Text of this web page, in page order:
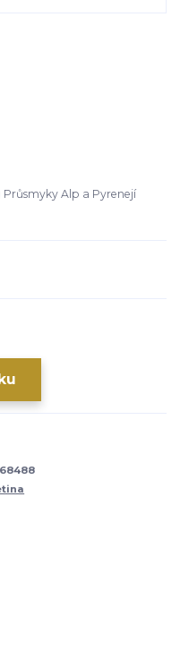
Průsmyky Alp a Pyrenejí